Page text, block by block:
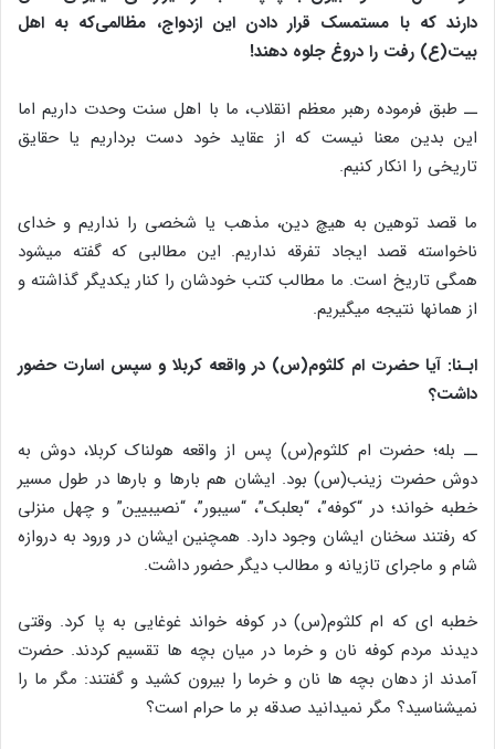
دارند که با مستمسک قرار دادن این ازدواج، مظالمی‌که به اهل
بیت(ع) رفت را دروغ جلوه دهند!
ــ طبق فرموده رهبر معظم انقلاب، ما با اهل سنت وحدت داریم اما
این بدین معنا نیست که از عقاید خود دست برداریم یا حقایق
تاریخی را انکار کنیم.
ما قصد توهین به هیچ دین، مذهب یا شخصی را نداریم و خدای
ناخواسته قصد ایجاد تفرقه نداریم. این مطالبی که گفته می‎شود
همگی تاریخ است. ما مطالب کتب خودشان را کنار یکدیگر گذاشته و
از همانها نتیجه می‏گیریم.
ابـنا: آیا حضرت ام کلثوم(س) در واقعه کربلا و سپس اسارت حضور
داشت؟
ــ بله؛ حضرت ام کلثوم(س) پس از واقعه هولناک کربلا، دوش به
دوش حضرت زینب(س) بود. ایشان هم بارها و بارها در طول مسیر
خطبه خواند؛ در “کوفه”، “بعلبک”، “سیبور”، “نصیبیین” و چهل منزلی
که رفتند سخنان ایشان وجود دارد. همچنین ایشان در ورود به دروازه
شام و ماجرای تازیانه و مطالب دیگر حضور داشت.
خطبه ای که ام کلثوم(س) در کوفه خواند غوغایی به پا کرد. وقتی
دیدند مردم کوفه نان و خرما در میان بچه ها تقسیم کردند. حضرت
آمدند از دهان بچه ها نان و خرما را بیرون کشید و گفتند: مگر ما را
نمی‎شناسید؟ مگر نمی‎دانید صدقه بر ما حرام است؟